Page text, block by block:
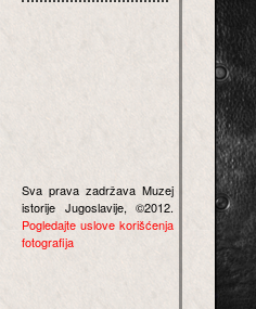
Sva prava zadržava Muzej
istorije Jugoslavije, ©2012.
Pogledajte uslove korišćenja
fotografija